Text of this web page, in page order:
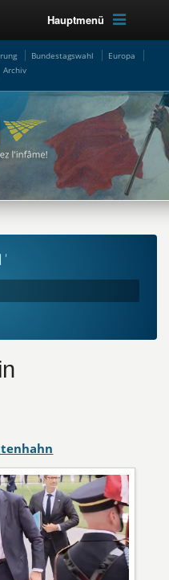
Hauptmenü
Bundestagswahl
Europa
Archiv